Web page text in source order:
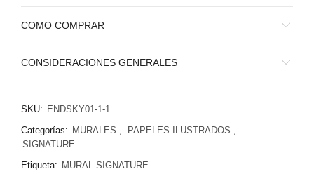
COMO COMPRAR
CONSIDERACIONES GENERALES
SKU: ENDSKY01-1-1
Categorías: MURALES , PAPELES ILUSTRADOS ,
SIGNATURE
Etiqueta: MURAL SIGNATURE